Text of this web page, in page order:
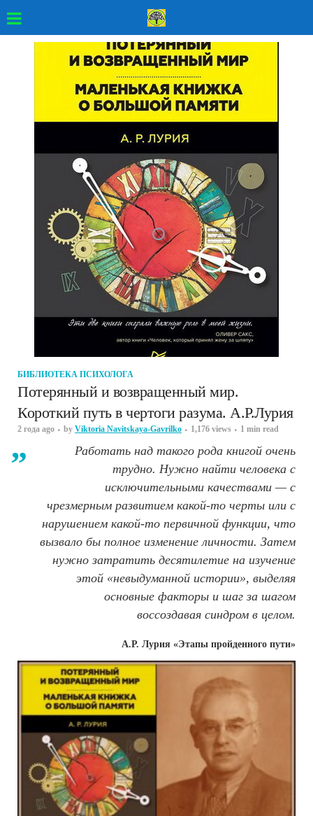
БИБЛИОТЕКА ПСИХОЛОГА
Потерянный и возвращенный мир.
Короткий путь в чертоги разума. А.Р.Лурия
2 года ago by Viktoria Navitskaya-Gavrilko 1,176 views 1 min read
Работать над такого рода книгой очень
трудно. Нужно найти человека с
исключительными качествами — с
чрезмерным развитием какой-то черты или с
нарушением какой-то первичной функции, что
вызвало бы полное изменение личности. Затем
нужно затратить десятилетие на изучение
этой «невыдуманной истории», выделяя
основные факторы и шаг за шагом
воссоздавая синдром в целом.
А.Р. Лурия «Этапы пройденного пути»